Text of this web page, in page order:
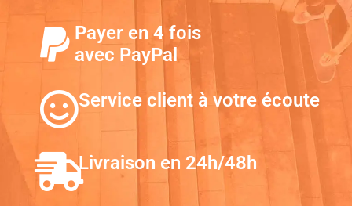
Payer en 4 fois
avec PayPal
Service client à votre écoute
Livraison en 24h/48h